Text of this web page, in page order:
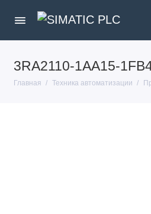
3RA2110-1AA15-
Главная Техника автоматизации